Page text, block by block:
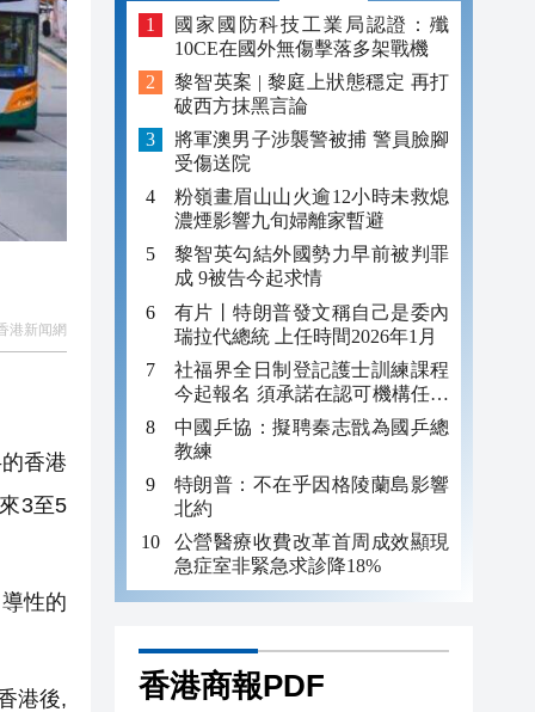
20:42
20:41
20:40
20:39
港新闻網
香港
3至5
性的
港後,
國家國防科技工業局認證：殲
10CE在國外無傷擊落多架戰機
黎智英案 | 黎庭上狀態穩定 再打
破西方抹黑言論
將軍澳男子涉襲警被捕 警員臉腳
受傷送院
粉嶺畫眉山山火逾12小時未救熄
濃煙影響九旬婦離家暫避
黎智英勾結外國勢力早前被判罪
成 9被告今起求情
有片丨特朗普發文稱自己是委內
瑞拉代總統 上任時間2026年1月
社福界全日制登記護士訓練課程
今起報名 須承諾在認可機構任職
至少三年
中國乒協：擬聘秦志戩為國乒總
教練
特朗普：不在乎因格陵蘭島影響
北約
公營醫療收費改革首周成效顯現
急症室非緊急求診降18%
香港商報PDF